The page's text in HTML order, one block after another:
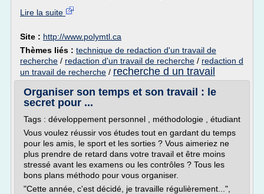
Lire la suite
Site : http://www.polymtl.ca
Thèmes liés : technique de redaction d'un travail de
recherche / redaction d'un travail de recherche / redaction d
un travail de recherche / recherche d un travail
Organiser son temps et son travail : le
secret pour ...
Tags : développement personnel , méthodologie , étudiant
Vous voulez réussir vos études tout en gardant du temps
pour les amis, le sport et les sorties ? Vous aimeriez ne
plus prendre de retard dans votre travail et être moins
stressé avant les examens ou les contrôles ? Tous les
bons plans méthodo pour vous organiser.
"Cette année, c'est décidé, je travaille régulièrement...",